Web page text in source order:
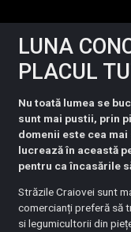
LUNA
PLACUL
Nu toată lumea se
sunt mai pustii, prin
domenii este cea
lucrează în această
pentru ca încasările
Străzile Craiovei sunt
comercianți preferă să
si legumicultorii din